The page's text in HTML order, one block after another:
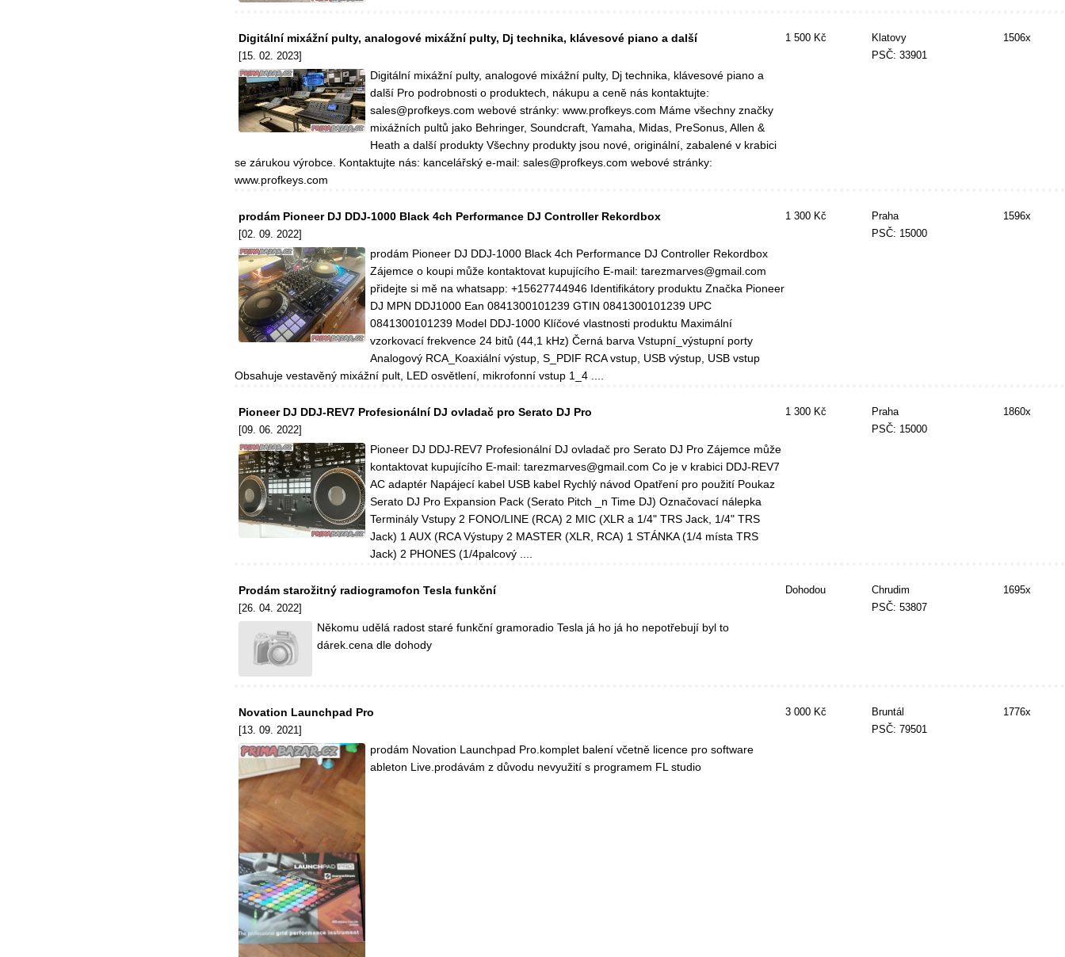
Digitální mixážní pulty, analogové mixážní pulty, Dj technika, klávesové piano a další
[15. 02. 2023]
Digitální mixážní pulty, analogové mixážní pulty, Dj technika, klávesové piano a
další Pro podrobnosti o produktech, nákupu a ceně nás kontaktujte:
sales@profkeys.com webové stránky: www.profkeys.com Máme všechny značky
mixážních pultů jako Behringer, Soundcraft, Yamaha, Midas, PreSonus, Allen &
Heath a další produkty Všechny produkty jsou nové, originální, zabalené v krabici
se zárukou výrobce. Kontaktujte nás: kancelářský e-mail: sales@profkeys.com webové stránky:
www.profkeys.com
1 500 Kč
Klatovy
PSČ: 33901
1506x
prodám Pioneer DJ DDJ-1000 Black 4ch Performance DJ Controller Rekordbox
[02. 09. 2022]
prodám Pioneer DJ DDJ-1000 Black 4ch Performance DJ Controller Rekordbox
Zájemce o koupi může kontaktovat kupujícího E-mail: tarezmarves@gmail.com
přidejte si mě na whatsapp: +15627744946 Identifikátory produktu Značka Pioneer
DJ MPN DDJ1000 Ean 0841300101239 GTIN 0841300101239 UPC
0841300101239 Model DDJ-1000 Klíčové vlastnosti produktu Maximální
vzorkovací frekvence 24 bitů (44,1 kHz) Černá barva Vstupní_výstupní porty
Analogový RCA_Koaxiální výstup, S_PDIF RCA vstup, USB výstup, USB vstup
Obsahuje vestavěný mixážní pult, LED osvětlení, mikrofonní vstup 1_4 ....
1 300 Kč
Praha
PSČ: 15000
1596x
Pioneer DJ DDJ-REV7 Profesionální DJ ovladač pro Serato DJ Pro
[09. 06. 2022]
Pioneer DJ DDJ-REV7 Profesionální DJ ovladač pro Serato DJ Pro Zájemce může
kontaktovat kupujícího E-mail: tarezmarves@gmail.com Co je v krabici DDJ-REV7
AC adaptér Napájecí kabel USB kabel Rychlý návod Opatření pro použití Poukaz
Serato DJ Pro Expansion Pack (Serato Pitch _n Time DJ) Označovací nálepka
Terminály Vstupy 2 FONO/LINE (RCA) 2 MIC (XLR a 1/4" TRS Jack, 1/4" TRS
Jack) 1 AUX (RCA Výstupy 2 MASTER (XLR, RCA) 1 STÁNKA (1/4 místa TRS
Jack) 2 PHONES (1/4palcový ....
1 300 Kč
Praha
PSČ: 15000
1860x
Prodám starožitný radiogramofon Tesla funkční
[26. 04. 2022]
Někomu udělá radost staré funkční gramoradio Tesla já ho já ho nepotřebují byl to
dárek.cena dle dohody
Dohodou
Chrudim
PSČ: 53807
1695x
Novation Launchpad Pro
[13. 09. 2021]
prodám Novation Launchpad Pro.komplet balení včetně licence pro software
ableton Live.prodávám z důvodu nevyužití s programem FL studio
3 000 Kč
Bruntál
PSČ: 79501
1776x